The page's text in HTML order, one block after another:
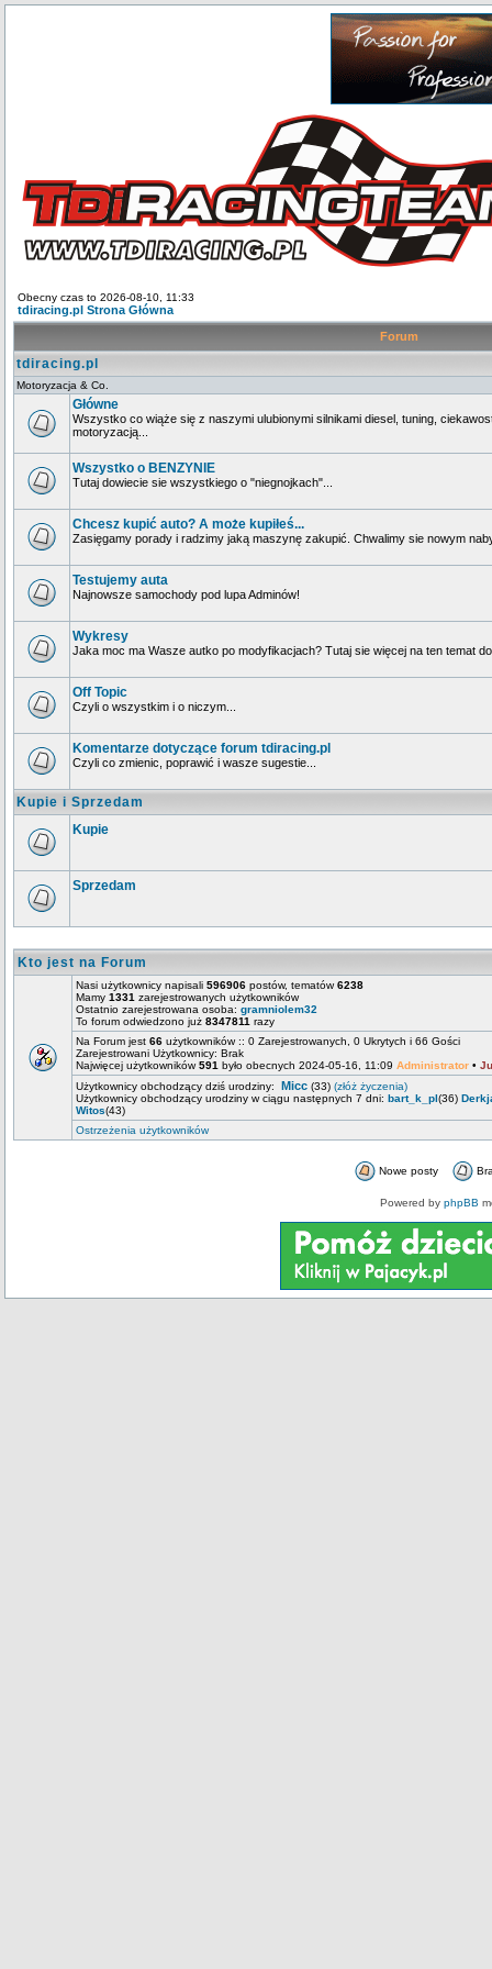
Obecny czas to 2026-08-10, 11:33
tdiracing.pl Strona Główna
Forum
tdiracing.pl
Motoryzacja & Co.
Główne
Wszystko co wiąże się z naszymi ulubionymi silnikami diesel, tuning,
motoryzacją...
Wszystko o BENZYNIE
Tutaj dowiecie sie wszystkiego o "niegnojkach"...
Chcesz kupić auto? A może kupiłeś...
Zasięgamy porady i radzimy jaką maszynę zakupić. Chwalimy sie nowym
Testujemy auta
Najnowsze samochody pod lupa Adminów!
Wykresy
Jaka moc ma Wasze autko po modyfikacjach? Tutaj sie więcej na ten temat
Off Topic
Czyli o wszystkim i o niczym...
Komentarze dotyczące forum tdiracing.pl
Czyli co zmienic, poprawić i wasze sugestie...
Kupie i Sprzedam
Kupie
Sprzedam
Kto jest na Forum
Nasi użytkownicy napisali 596906 postów, tematów6238
Mamy 1331 zarejestrowanych użytkowników
Ostatnio zarejestrowana osoba: gramniolem32
To forum odwiedzono już 8347811 razy
Na Forum jest 66 użytkowników :: 0 Zarejestrowanych, 0 Ukrytych i 66 Gości
Zarejestrowani Użytkownicy: Brak
Najwięcej użytkowników591 było obecnych 2024-05-16, 11:09 Administrator •
Użytkownicy obchodzący dziś urodziny: Micc (33) (złóż życzenia)
Użytkownicy obchodzący urodziny w ciągu następnych 7 dni: bart_k_pl(36)
Witos(43)
Ostrzeżenia użytkowników
Nowe posty
Powered by phpBB